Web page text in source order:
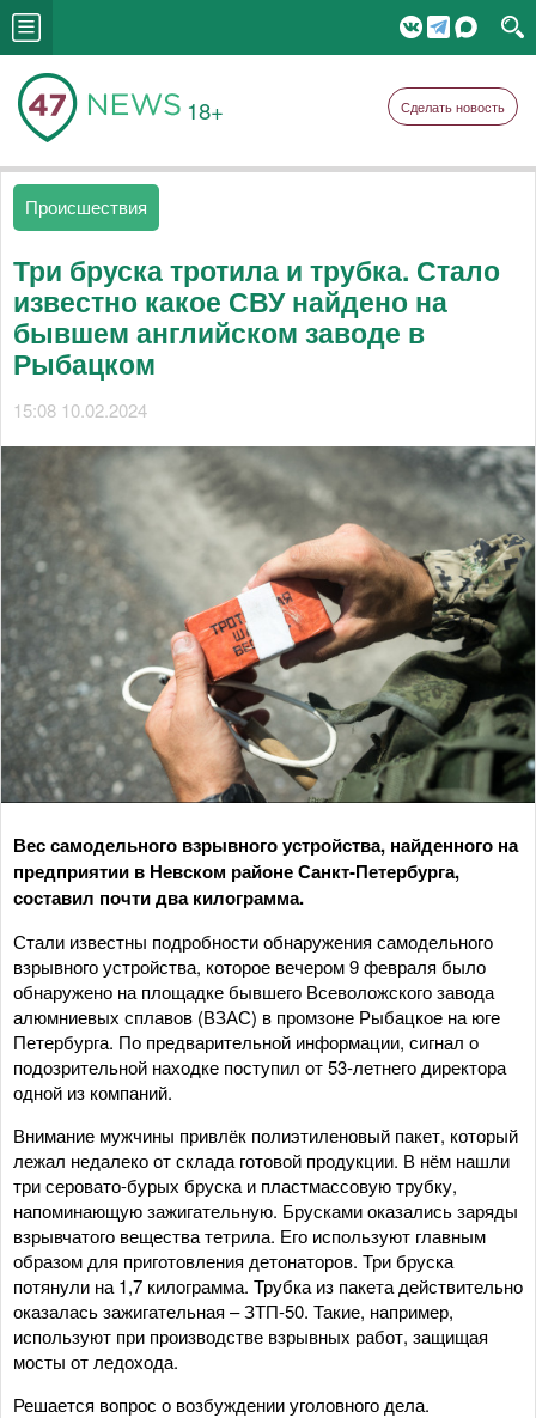
18+ Сделать новость
Происшествия
Три бруска тротила и трубка. Стало
известно какое СВУ найдено на
бывшем английском заводе в
Рыбацком
15:08 10.02.2024
Вес самодельного взрывного устройства, найденного на
предприятии в Невском районе Санкт-Петербурга,
составил почти два килограмма.
Стали известны подробности обнаружения самодельного
взрывного устройства, которое вечером 9 февраля было
обнаружено на площадке бывшего Всеволожского завода
алюмниевых сплавов (ВЗАС) в промзоне Рыбацкое на юге
Петербурга. По предварительной информации, сигнал о
подозрительной находке поступил от 53-летнего директора
одной из компаний.
Внимание мужчины привлёк полиэтиленовый пакет, который
лежал недалеко от склада готовой продукции. В нём нашли
три серовато-бурых бруска и пластмассовую трубку,
напоминающую зажигательную. Брусками оказались заряды
взрывчатого вещества тетрила. Его используют главным
образом для приготовления детонаторов. Три бруска
потянули на 1,7 килограмма. Трубка из пакета действительно
оказалась зажигательная – ЗТП-50. Такие, например,
используют при производстве взрывных работ, защищая
мосты от ледохода.
Решается вопрос о возбуждении уголовного дела.